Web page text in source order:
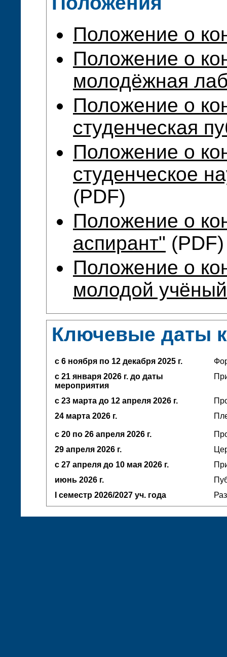
Положение о
Положение о
молодёжная
Положение о
студенческая
Положение о
студенческое
(PDF)
Положение о
аспирант" (PDF)
Положение о
молодой
Ключевые даты
с 6 ноября по 12 декабря 2025 г.
с 21 января 2026 г. до даты
мероприятия
с 23 марта до 12 апреля 2026 г.
24 марта 2026 г.
с 20 по 26 апреля 2026 г.
29 апреля 2026 г.
с 27 апреля до 10 мая 2026 г.
июнь 2026 г.
I семестр 2026/2027 уч. года